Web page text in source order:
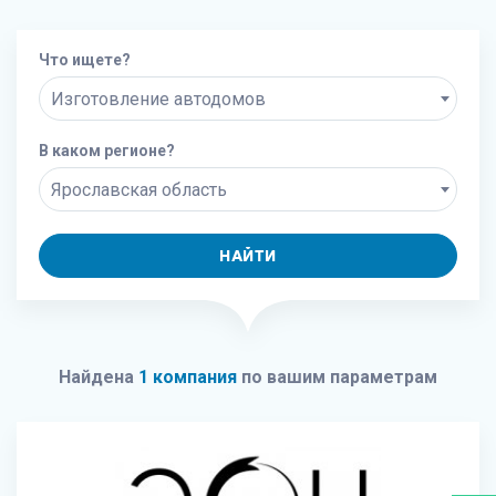
Что ищете?
Изготовление автодомов
В каком регионе?
Ярославская область
НАЙТИ
Найдена 1 компания по вашим параметрам